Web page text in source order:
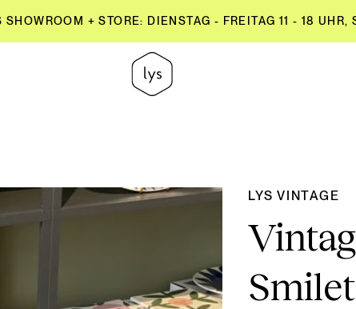
+ STORE: DIENSTAG - FREITAG 11 - 18 UHR,
LYS VINTAGE